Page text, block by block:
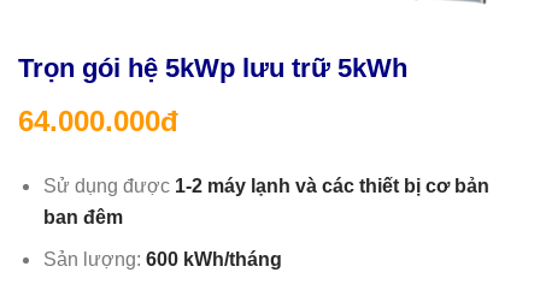
Trọn gói hệ 5kWp lưu trữ 5kWh
64.000.000đ
Sử dụng được 1-2máy lạnh và các thiết bị cơ bản
ban đêm
Sản lượng: 600kWh/tháng